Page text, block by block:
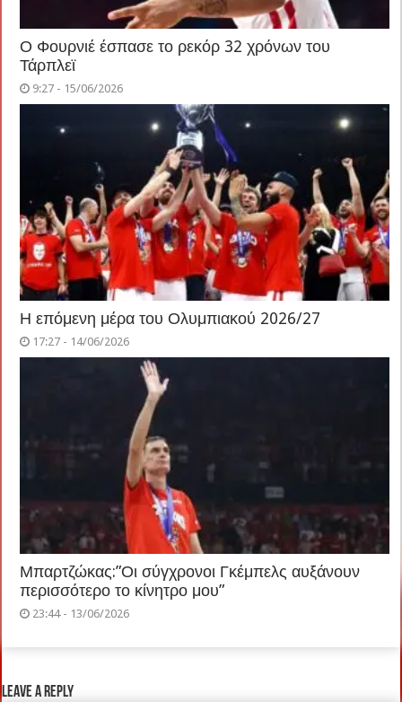
Ο Φουρνιέ έσπασε το ρεκόρ 32 χρόνων του
Τάρπλεϊ
9:27 - 15/06/2026
Η επόμενη μέρα του Ολυμπιακού 2026/27
17:27 - 14/06/2026
Μπαρτζώκας:”Οι σύγχρονοι Γκέμπελς αυξάνουν
περισσότερο το κίνητρο μου”
23:44 - 13/06/2026
Leave a Reply